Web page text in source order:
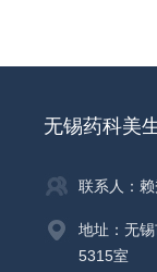
无锡药科美
联系人：
地址：无
5315室